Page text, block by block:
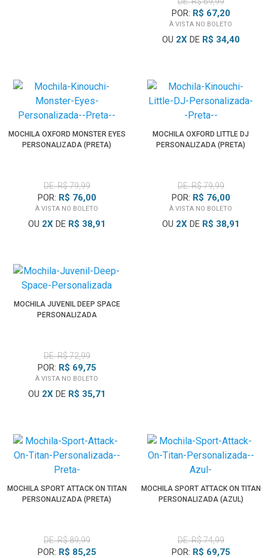
POR: R$ 67,20
À VISTA NO BOLETO
OU 2XDE R$ 34,40
MOCHILA OXFORD MONSTER EYES
PERSONALIZADA (PRETA)
DE: R$ 79,99
POR: R$ 76,00
À VISTA NO BOLETO
OU 2XDE R$ 38,91
MOCHILA OXFORD LITTLE DJ
PERSONALIZADA (PRETA)
DE: R$ 79,99
POR: R$ 76,00
À VISTA NO BOLETO
OU 2XDE R$ 38,91
MOCHILA JUVENIL DEEP SPACE
PERSONALIZADA
DE: R$ 72,99
POR: R$ 69,75
À VISTA NO BOLETO
OU 2XDE R$ 35,71
MOCHILA SPORT ATTACK ON TITAN
PERSONALIZADA (PRETA)
DE: R$ 89,99
POR: R$ 85,25
MOCHILA SPORT ATTACK ON TITAN
PERSONALIZADA (AZUL)
DE: R$ 74,99
POR: R$ 69,75